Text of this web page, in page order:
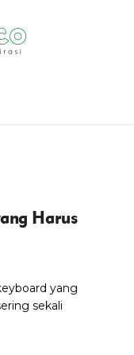
Harus
yang
sekali